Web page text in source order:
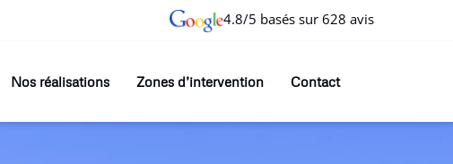
4.8/5 basés sur 628 avis
Nos réalisations Zones d’intervention Contact